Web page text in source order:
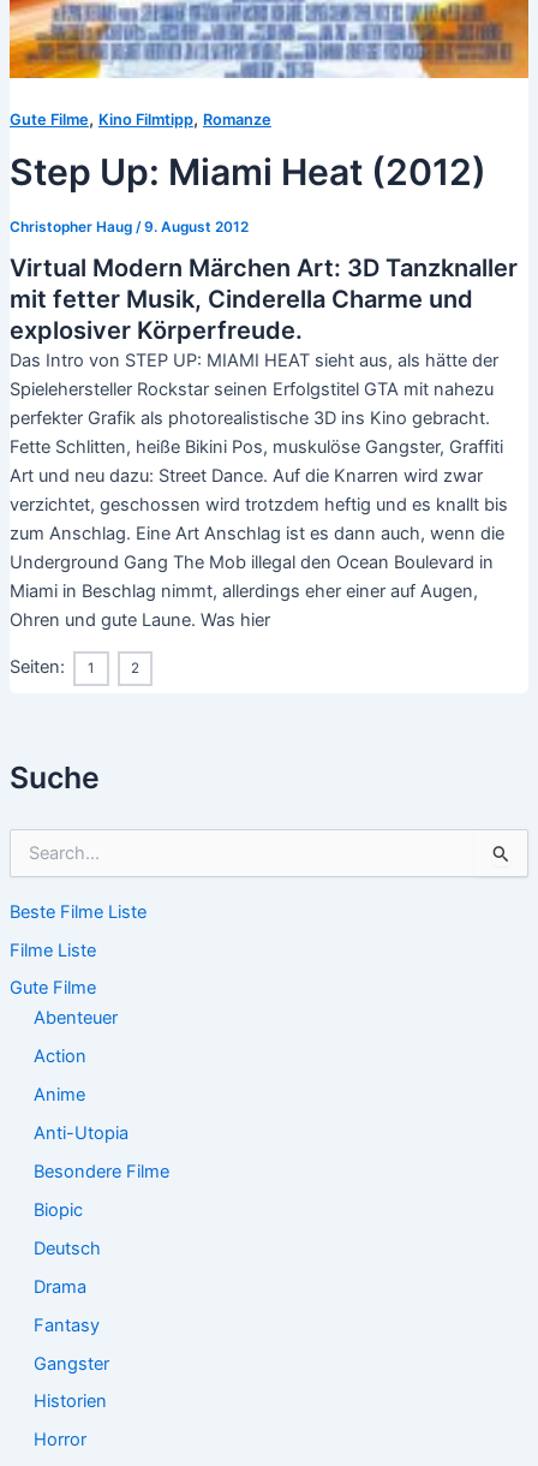
Suche
h
n
n
Beste Filme Liste
Filme Liste
Gute Filme
Abenteuer
Action
Anime
Anti-Utopia
Besondere Filme
Biopic
Deutsch
Drama
Fantasy
Gangster
Historien
Horror
Gute Filme, Kino Filmtipp, Romanze
Step Up: Miami Heat (2012)
Christopher Haug /9. August 2012
Virtual Modern Märchen Art: 3D Tanzknaller
mit fetter Musik, Cinderella Charme und
explosiver Körperfreude.
Das Intro von STEP UP: MIAMI HEAT sieht aus, als hätte der
Spielehersteller Rockstar seinen Erfolgstitel GTA mit nahezu
perfekter Grafik als photorealistische 3D ins Kino gebracht.
Fette Schlitten, heiße Bikini Pos, muskulöse Gangster, Graffiti
Art und neu dazu: Street Dance. Auf die Knarren wird zwar
verzichtet, geschossen wird trotzdem heftig und es knallt bis
zum Anschlag. Eine Art Anschlag ist es dann auch, wenn die
Underground Gang The Mob illegal den Ocean Boulevard in
Miami in Beschlag nimmt, allerdings eher einer auf Augen,
Ohren und gute Laune. Was hier
Seiten: 1 2